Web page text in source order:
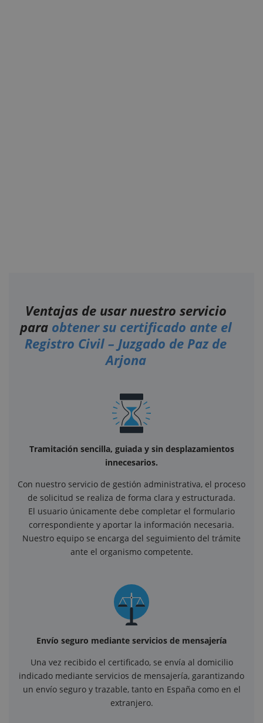
Ventajas de usar nuestro servicio
para obtener su certificado ante el
Registro Civil – Juzgado de Paz de
Arjona
Tramitación sencilla, guiada y sin desplazamientos
innecesarios.
Con nuestro servicio de gestión administrativa, el proceso
de solicitud se realiza de forma clara y estructurada.
El usuario únicamente debe completar el formulario
correspondiente y aportar la información necesaria.
Nuestro equipo se encarga del seguimiento del trámite
ante el organismo competente.
Envío seguro mediante servicios de mensajería
Una vez recibido el certificado, se envía al domicilio
indicado mediante servicios de mensajería, garantizando
un envío seguro y trazable, tanto en España como en el
extranjero.